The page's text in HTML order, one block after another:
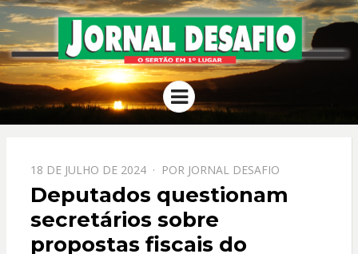
JORNAL
DESAFIO
O Sertão em 1º Lugar
Menu
PPOSTADO
EM
18 DE JULHO DE 2024 POR JORNAL DESAFIO
Deputados questionam
secretários sobre
propostas fiscais do